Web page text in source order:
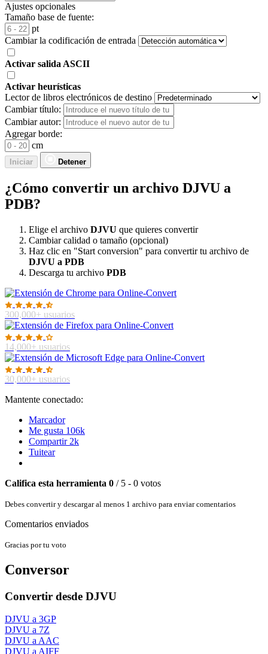
Ajustes opcionales
Tamaño base de fuente:
pt
Cambiar la codificación de entrada
Activar salida ASCII
Activar heurísticas
Lector de libros electrónicos de destino
Cambiar título:
Cambiar autor:
Agregar borde:
cm
Iniciar Detener
¿Cómo convertir un archivo DJVU a
PDB?
Elige el archivo DJVU que quieres convertir
Cambiar calidad o tamaño (opcional)
Haz clic en "Start conversion" para convertir tu archivo de
DJVU a PDB
Descarga tu archivo PDB
300,000+ usuarios
14,000+ usuarios
30,000+ usuarios
Mantente conectado:
Marcador
Me gusta 106k
Compartir 2k
Tuitear
Califica esta herramienta 0 / 5 - 0 votos
Debes convertir y descargar al menos 1 archivo para enviar comentarios
Comentarios enviados
Gracias por tu voto
Conversor
Convertir desde DJVU
DJVU a 3GP
DJVU a 7Z
DJVU a AAC
DJVU a AIFF